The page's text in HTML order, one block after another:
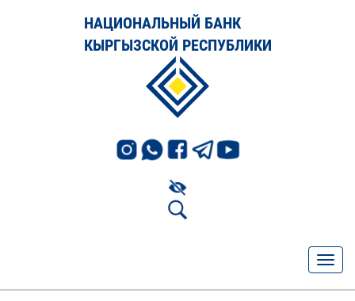
НАЦИОНАЛЬНЫЙ БАНК
КЫРГЫЗСКОЙ РЕСПУБЛИКИ